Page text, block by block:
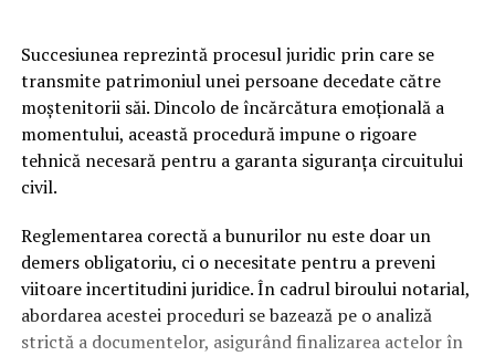
Succesiunea reprezintă procesul juridic prin care se
transmite patrimoniul unei persoane decedate către
moștenitorii săi. Dincolo de încărcătura emoțională a
momentului, această procedură impune o rigoare
tehnică necesară pentru a garanta siguranța circuitului
civil.
Reglementarea corectă a bunurilor nu este doar un
demers obligatoriu, ci o necesitate pentru a preveni
viitoare incertitudini juridice. În cadrul biroului notarial,
abordarea acestei proceduri se bazează pe o analiză
strictă a documentelor, asigurând finalizarea actelor în